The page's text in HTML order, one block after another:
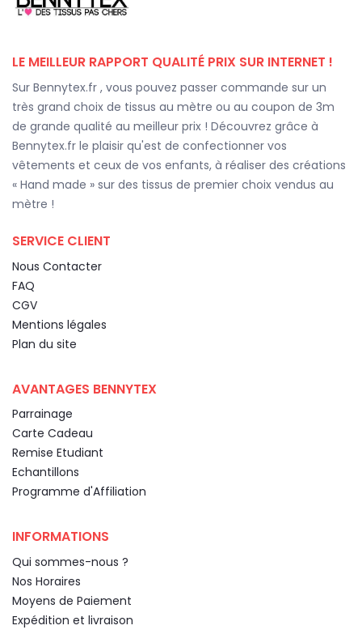
LE MEILLEUR RAPPORT QUALITÉ PRIX SUR INTERNET !
Sur Bennytex.fr , vous pouvez passer commande sur un
très grand choix de tissus au mètre ou au coupon de 3m
de grande qualité au meilleur prix ! Découvrez grâce à
Bennytex.fr le plaisir qu'est de confectionner vos
vêtements et ceux de vos enfants, à réaliser des créations
« Hand made » sur des tissus de premier choix vendus au
mètre !
SERVICE CLIENT
Nous Contacter
FAQ
CGV
Mentions légales
Plan du site
AVANTAGES BENNYTEX
Parrainage
Carte Cadeau
Remise Etudiant
Echantillons
Programme d'Affiliation
INFORMATIONS
Qui sommes-nous ?
Nos Horaires
Moyens de Paiement
Expédition et livraison